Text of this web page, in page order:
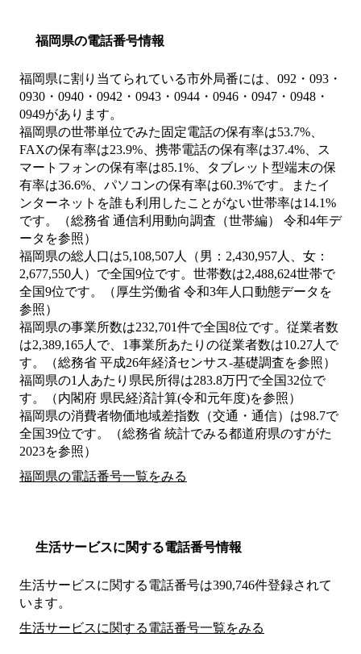
福岡県の電話番号情報
福岡県に割り当てられている市外局番には、092・093・
0930・0940・0942・0943・0944・0946・0947・0948・
0949があります。
福岡県の世帯単位でみた固定電話の保有率は53.7%、
FAXの保有率は23.9%、携帯電話の保有率は37.4%、ス
マートフォンの保有率は85.1%、タブレット型端末の保
有率は36.6%、パソコンの保有率は60.3%です。またイ
ンターネットを誰も利用したことがない世帯率は14.1%
です。（総務省 通信利用動向調査（世帯編） 令和4年デ
ータを参照）
福岡県の総人口は5,108,507人（男：2,430,957人、女：
2,677,550人）で全国9位です。世帯数は2,488,624世帯で
全国9位です。（厚生労働省 令和3年人口動態データを
参照）
福岡県の事業所数は232,701件で全国8位です。従業者数
は2,389,165人で、1事業所あたりの従業者数は10.27人で
す。（総務省 平成26年経済センサス‐基礎調査を参照）
福岡県の1人あたり県民所得は283.8万円で全国32位で
す。（内閣府 県民経済計算(令和元年度)を参照）
福岡県の消費者物価地域差指数（交通・通信）は98.7で
全国39位です。（総務省 統計でみる都道府県のすがた
2023を参照）
福岡県の電話番号一覧をみる
生活サービスに関する電話番号情報
生活サービスに関する電話番号は390,746件登録されて
います。
生活サービスに関する電話番号一覧をみる